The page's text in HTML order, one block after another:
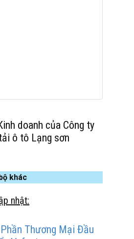
doanh của Công ty
ô tô Lạng sơn
khác
nhật:
Thương Mại Đầu